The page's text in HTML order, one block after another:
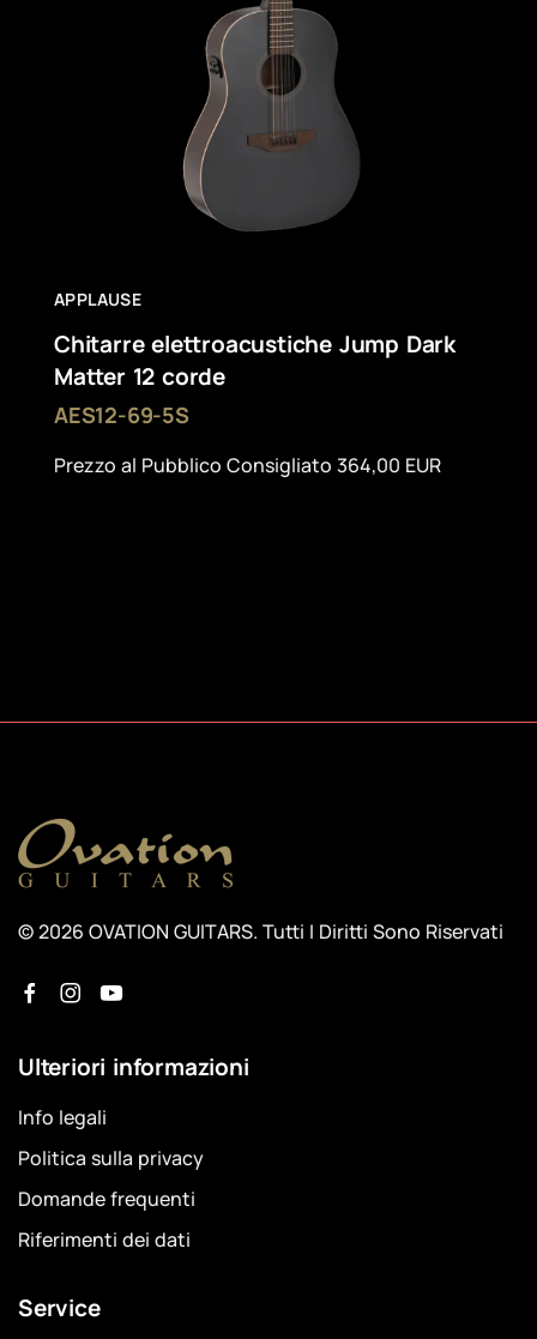
APPLAUSE
Chitarre elettroacustiche Jump Dark
Matter 12 corde
AES12-69-5S
Prezzo al Pubblico Consigliato 364,00 EUR
© 2026 OVATION GUITARS. Tutti I Diritti Sono Riservati
Ulteriori informazioni
Info legali
Politica sulla privacy
Domande frequenti
Riferimenti dei dati
Service